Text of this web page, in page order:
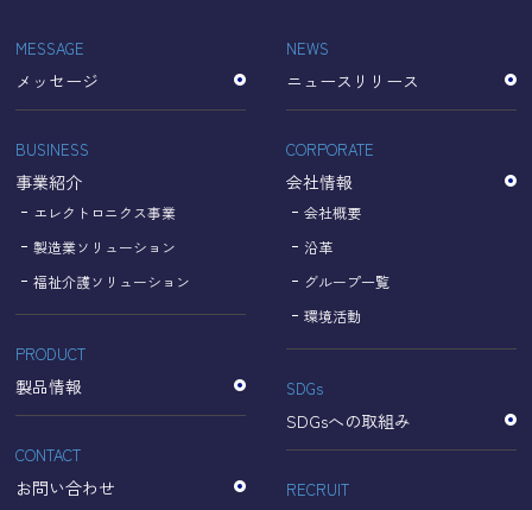
収集されたデータはGoogleのプライバシーポリシーにおい
て管理されます。
なお、当サイトのご利用をもって、上述の方法・目的にお
いてGoogle及び当サイトが行うデータ処理に関し、お客様
【Googleのプライバシーポリシー】
https://policies.google.com/privacy?hl=ja
https://policies.google.com/technologies/partner-sites?
hl=ja
個人情報に関するお問い合わせ窓口
名古屋理研電具株式会社
TEL：052-833-1248
MESSAGE
メッセージ
BUSINESS
事業紹介
エレクトロニクス事業
製造業ソリューション
福祉介護ソリューション
PRODUCT
製品情報
CONTACT
お問い合わせ
NEWS
ニュースリリース
CORPORATE
会社情報
会社概要
沿革
グループ一覧
環境活動
SDGs
SDGsへの取組み
RECRUIT